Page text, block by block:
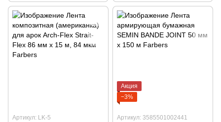
Артикул: LK-5
Акция
−3%
Артикул: 3585501002441